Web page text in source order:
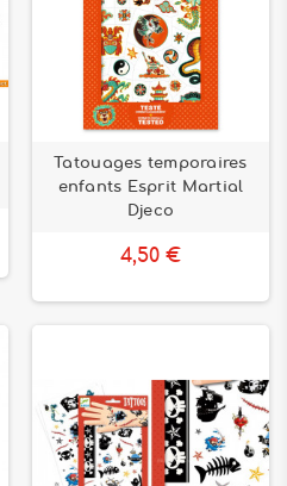
Tatouages temporaires
enfants Esprit Martial
Djeco
4,50 €